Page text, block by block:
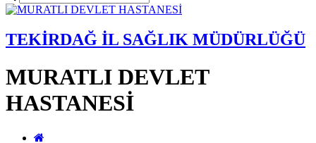
TEKİRDAĞ İL SAĞLIK MÜDÜRLÜĞÜ
MURATLI DEVLET
HASTANESİ